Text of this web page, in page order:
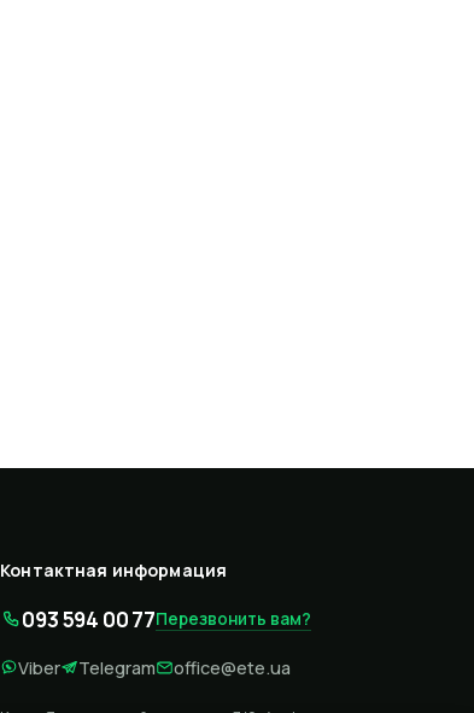
Контактная информация
093 594 00 77Перезвонить вам?
Viber Telegram office@ete.ua